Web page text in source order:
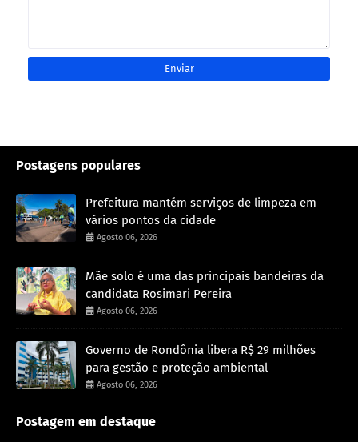
Postagens populares
Prefeitura mantém serviços de limpeza em
vários pontos da cidade
Agosto 06, 2026
Mãe solo é uma das principais bandeiras da
candidata Rosimari Pereira
Agosto 06, 2026
Governo de Rondônia libera R$ 29 milhões
para gestão e proteção ambiental
Agosto 06, 2026
Postagem em destaque